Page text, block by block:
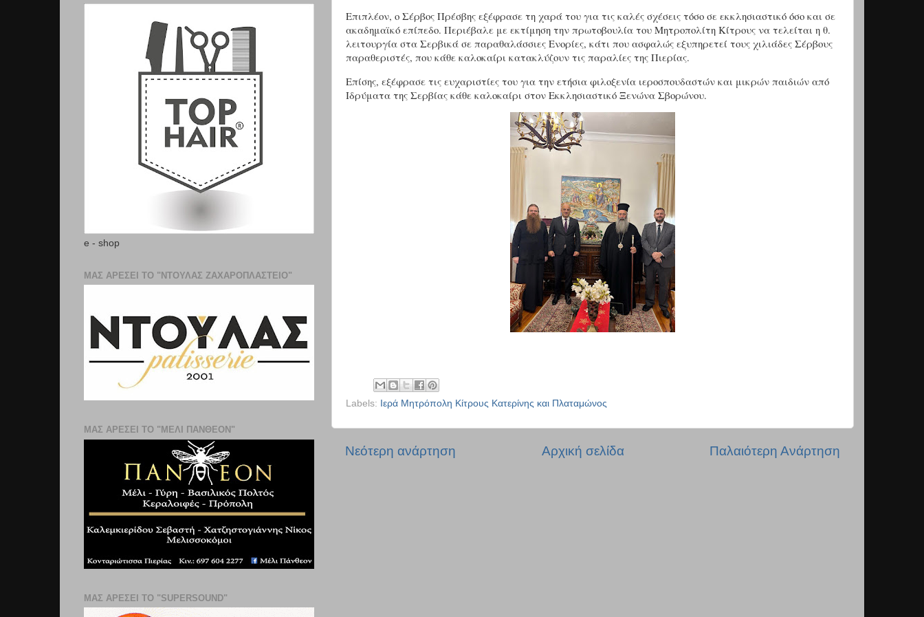
Επιπλέον, ο Σέρβος Πρέσβης εξέφρασε τη χαρά του για τις καλές σχέσεις τόσο σε εκκλησιαστικό όσο και σε
ακαδημαϊκό επίπεδο. Περιέβαλε με εκτίμηση την πρωτοβουλία του Μητροπολίτη Κίτρους να τελείται η θ.
λειτουργία στα Σερβικά σε παραθαλάσσιες Ενορίες, κάτι που ασφαλώς εξυπηρετεί τους χιλιάδες Σέρβους
παραθεριστές, που κάθε καλοκαίρι κατακλύζουν τις παραλίες της Πιερίας.
Επίσης, εξέφρασε τις ευχαριστίες του για την ετήσια φιλοξενία ιεροσπουδαστών και μικρών παιδιών από
Ιδρύματα της Σερβίας κάθε καλοκαίρι στον Εκκλησιαστικό Ξενώνα Σβορώνου.
Labels: Ιερά Μητρόπολη Κίτρους Κατερίνης και Πλαταμώνος
Νεότερη ανάρτηση Παλαιότερη Ανάρτηση
Αρχική σελίδα
e - shop
ΜΑΣ ΑΡΕΣΕΙ ΤΟ "ΝΤΟΥΛΑΣ ΖΑΧΑΡΟΠΛΑΣΤΕΊΟ"
ΜΑΣ ΑΡΕΣΕΙ ΤΟ "ΜΕΛΙ ΠΑΝΘΕΟΝ"
ΜΑΣ ΑΡΕΣΕΙ ΤΟ "SUPERSOUND"